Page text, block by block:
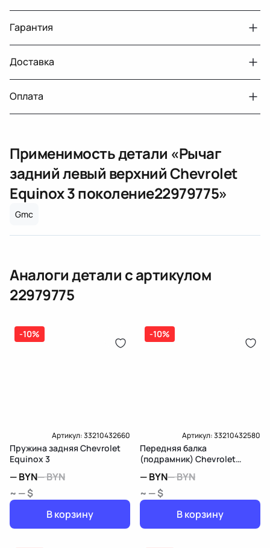
Авто
Chevrolet Equinox 3
Год
2020
Тег
Шевроле Эквинокс
Материал
Тип рычага
Поперечный рычаг
Гарантия
Двигатели с навесным или без навесного
оборудования
30 дней
Датчик давления топлива, насос
топлива, ТНВД (бензин, дизель), форсунка
бензиновая (дизельная) механическая
(электрическая), инжектор
(распределитель впрыска топлива),
дозатор-распределитель топлива
14 дней
Подробнее о гарантии в разделеГарантия
Доставка
Доставка и Оплата
Оплата
Оплата онлайн
ЕРИП
Применимость детали «Рычаг
задний левый верхний Chevrolet
Equinox 3 поколение22979775»
Gmc
Аналоги детали с артикулом
22979775
-10%
Артикул:33210432660
Пружина задняя Chevrolet
Equinox 3
—BYN—BYN
~ — $
В корзину
-10%
Артикул:33210432580
Передняя балка
(подрамник) Chevrolet
—BYN—BYN
~ — $
В корзину